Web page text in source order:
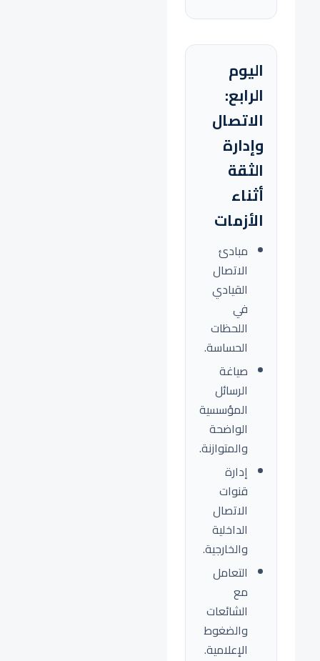
اليوم
الرابع:
الاتصال
وإدارة
الثقة
أثناء
الأزمات
مبادئ
الاتصال
القيادي
في
اللحظات
الحساسة.
صياغة
الرسائل
المؤسسية
الواضحة
والمتوازنة.
إدارة
قنوات
الاتصال
الداخلية
والخارجية.
التعامل
مع
الشائعات
والضغوط
الإعلامية.